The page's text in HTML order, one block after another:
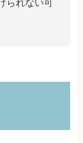
られない可